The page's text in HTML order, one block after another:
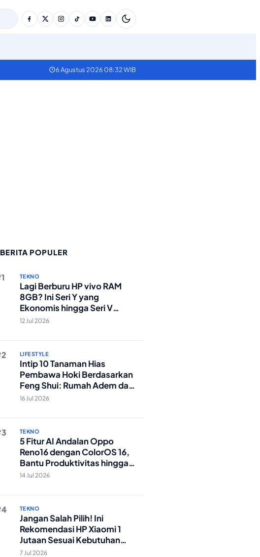
6 Agustus 2026 08:32 WIB
BERITA POPULER
TEKNO
Lagi Berburu HP vivo RAM
8GB? Ini Seri Y yang
Ekonomis hingga Seri V
Berstandar Militer!
12 Jul 2026
LIFESTYLE
Intip 10 Tanaman Hias
Pembawa Hoki Berdasarkan
Feng Shui: Rumah Adem dan
Rezeki Lancar!
16 Jul 2026
TEKNO
5 Fitur AI Andalan Oppo
Reno16 dengan ColorOS 16,
Bantu Produktivitas hingga
Edit Foto Lebih Praktis
14 Jul 2026
TEKNO
Jangan Salah Pilih! Ini
Rekomendasi HP Xiaomi 1
Jutaan Sesuai Kebutuhan
Anda
7 Jul 2026